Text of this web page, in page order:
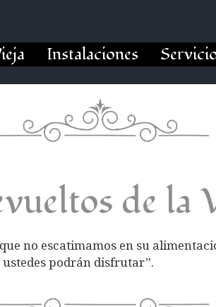
Instalaciones
de la
no escatimamos en su
podrán disfrutar”.